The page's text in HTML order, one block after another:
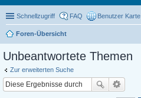
Schnellzugriff FAQ Benutzer Karte
Foren-Übersicht
Unbeantwortete Themen
Zur erweiterten Suche